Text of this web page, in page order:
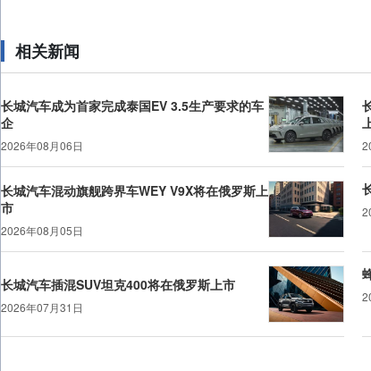
相关新闻
长城汽车成为首家完成泰国EV 3.5生产要求的车
企
2026年08月06日
长城汽车混动旗舰跨界车WEY V9X将在俄罗斯上
市
2026年08月05日
长城汽车插混SUV坦克400将在俄罗斯上市
2026年07月31日